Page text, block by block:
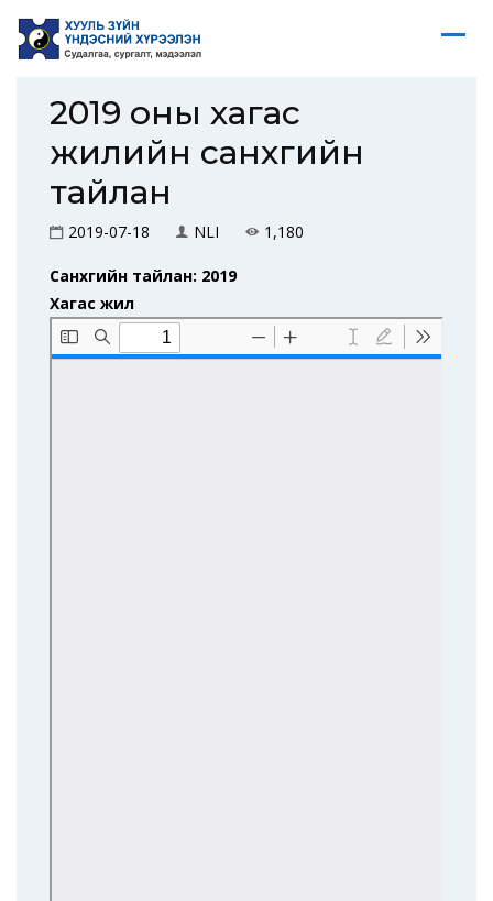
2019 оны хагас
жилийн санхүүгийн
тайлан
2019-07-18 NLI 1,180
Санхүүгийн тайлан: 2019
Хагас жил